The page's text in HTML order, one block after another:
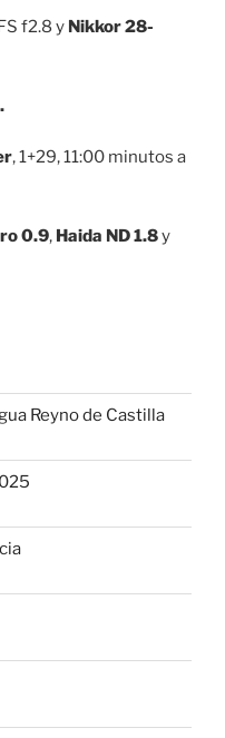
f2.8 y Nikkor 28-
, 1+29, 11:00 minutos a
0.9, Haida ND 1.8y
Reyno de Castilla